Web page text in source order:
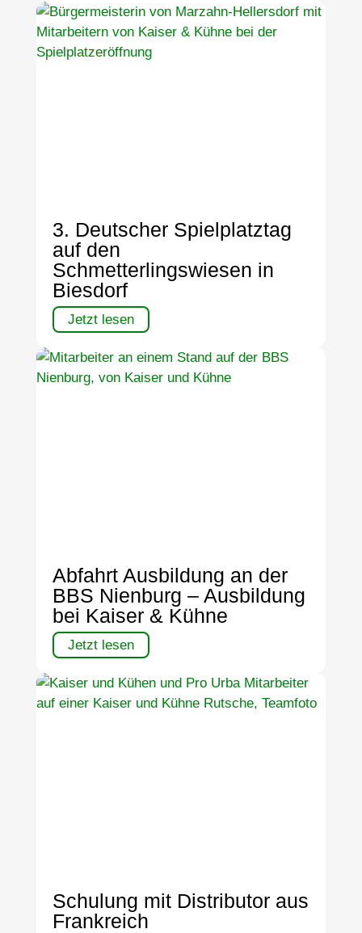
3. Deutscher Spielplatztag
auf den
Schmetterlingswiesen in
Biesdorf
Jetzt lesen
Abfahrt Ausbildung an der
BBS Nienburg – Ausbildung
bei Kaiser & Kühne
Jetzt lesen
Schulung mit Distributor aus
Frankreich